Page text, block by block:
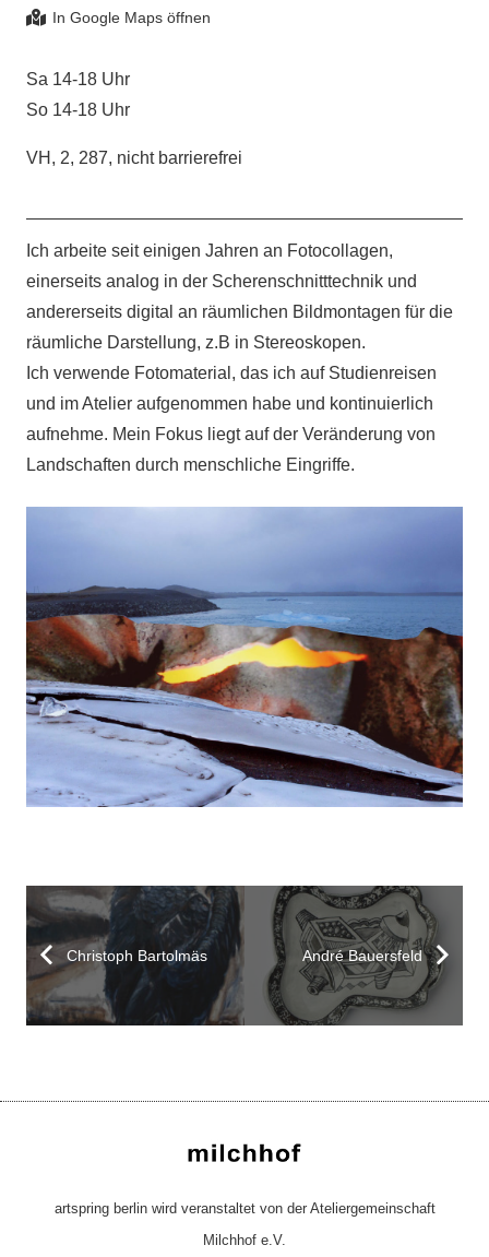
Sa 14-18 Uhr
So 14-18 Uhr
VH, 2, 287, nicht barrierefrei
Ich arbeite seit einigen Jahren an Fotocollagen,
einerseits analog in der Scherenschnitttechnik und
andererseits digital an räumlichen Bildmontagen für die
räumliche Darstellung, z.B in Stereoskopen.
Ich verwende Fotomaterial, das ich auf Studienreisen
und im Atelier aufgenommen habe und kontinuierlich
aufnehme. Mein Fokus liegt auf der Veränderung von
Landschaften durch menschliche Eingriffe.
Christoph Bartolmäs André Bauersfeld
artspring berlin wird veranstaltet von der Ateliergemeinschaft
Milchhof e.V.